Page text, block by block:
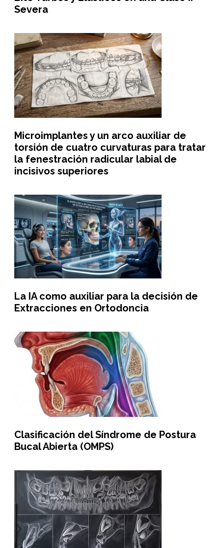
Severa
Microimplantes y un arco auxiliar de
torsión de cuatro curvaturas para tratar
la fenestración radicular labial de
incisivos superiores
La IA como auxiliar para la decisión de
Extracciones en Ortodoncia
Clasificación del Síndrome de Postura
Bucal Abierta (OMPS)